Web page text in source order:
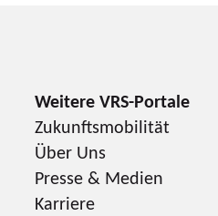
Zukunftsmobilität
Über Uns
Presse & Medien
Karriere